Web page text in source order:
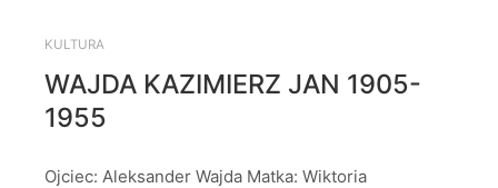
KULTURA
WAJDA KAZIMIERZ JAN 1905-
1955
Ojciec: Aleksander Wajda Matka: Wiktoria